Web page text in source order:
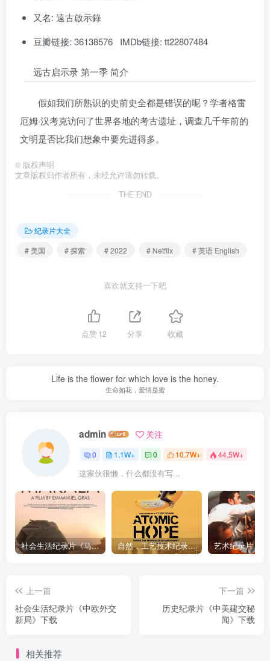
又名: 遠古啟示錄
豆瓣链接: 36138576 IMDb链接: tt22807484
远古启示录 第一季 简介
假如我们所熟识的史前史全都是错误的呢？学者格雷
厄姆·汉考克访问了世界各地的考古遗址，调查几千年前的
文明是否比我们想象中要先进得多。
© 版权声明
文章版权归作者所有，未经允许请勿转载。
THE END
纪录片大全
# 美国
# 探索 # 2022 # Netflix # 英语 English
喜欢就支持一下吧
点赞12 分享 收藏
Life is the flower for which love is the honey.
生命如花，爱情是蜜
admin 关注
0 1.1W+ 0 10.7W+ 44.5W+
这家伙很懒，什么都没有写...
社会生活纪录片《马加拉 Makala》下载 自然，工艺技术纪录片《原子能的希望 Atomic Hope – Inside the Pro-Nuclear Movement》下载
上一篇
社会生活纪录片《中欧外交
新局》下载
下一篇
历史纪录片《中美建交秘
闻》下载
相关推荐